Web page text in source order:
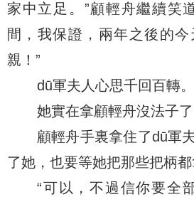
家中立足。”顧輕舟繼續笑
間，我保證，兩年之後的
親！”
dū軍夫人心思千回百轉。
她實在拿顧輕舟沒法子了
顧輕舟手裏拿住了dū軍
了她，也要等她把那些把柄都
“可以，不過信你要全